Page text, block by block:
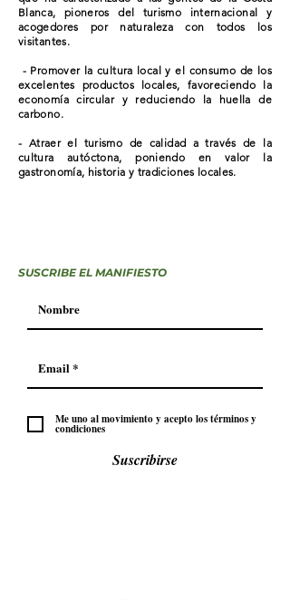
Blanca, pioneros del turismo internacional y
acogedores por naturaleza con todos los
visitantes.
- Promover la cultura local y el consumo de los
excelentes productos locales, favoreciendo la
economía circular y reduciendo la huella de
carbono.
- Atraer el turismo de calidad a través de la
cultura autóctona, poniendo en valor la
gastronomía, historia y tradiciones locales.
SUSCRIBE EL MANIFIESTO
Me uno al movimiento y acepto los términos y
condiciones
Suscribirse